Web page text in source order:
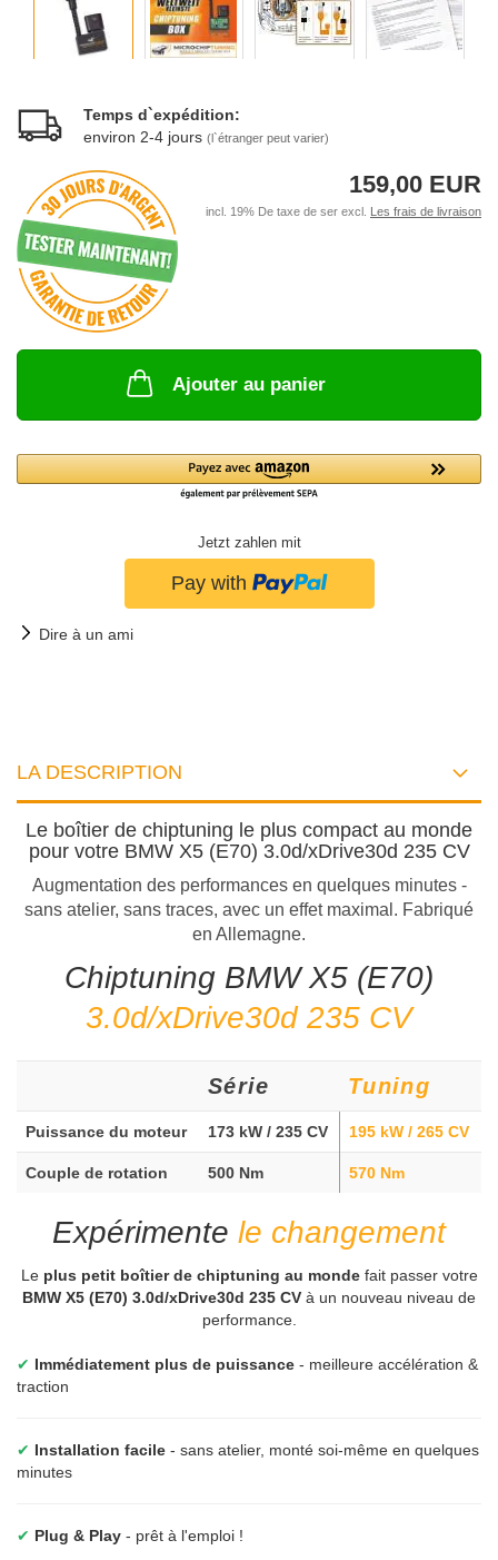
Temps d`expédition:
environ 2-4 jours (l`étranger peut varier)
159,00 EUR
incl. 19% De taxe de ser excl. Les frais de livraison
Ajouter au panier
Jetzt zahlen mit
Dire à un ami
LA DESCRIPTION
Le boîtier de chiptuning le plus compact au monde
pour votre BMW X5 (E70) 3.0d/xDrive30d 235 CV
Augmentation des performances en quelques minutes -
sans atelier, sans traces, avec un effet maximal. Fabriqué
en Allemagne.
Chiptuning BMW X5 (E70)
3.0d/xDrive30d 235 CV
Série Tuning
Puissance du moteur 173 kW / 235 CV 195 kW / 265 CV
Couple de rotation 500 Nm 570 Nm
Expérimente le changement
Le plus petit boîtier de chiptuning au mondefait passer votre
BMW X5 (E70) 3.0d/xDrive30d 235 CV à un nouveau niveau de
performance.
✔ Immédiatement plus de puissance - meilleure accélération &
traction
✔ Installation facile - sans atelier, monté soi-même en quelques
minutes
✔ Plug & Play - prêt à l'emploi !